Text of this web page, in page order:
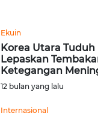
Ekuin
Korea Utara Tuduh
Lepaskan
Ketegangan
12 bulan yang lalu
Internasional